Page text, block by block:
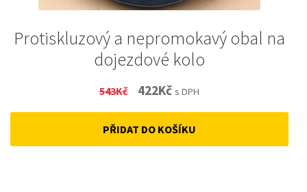
Protiskluzový a nepromokavý obal na
dojezdové kolo
543Kč
Original
price
was:
422KčCurrent
price
is:
s DPH
PŘIDAT DO KOŠÍKU